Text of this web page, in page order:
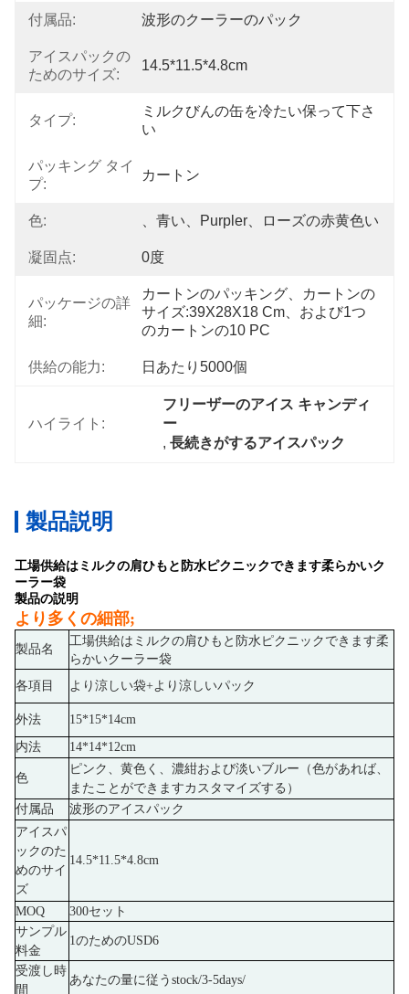
付属品: 波形のクーラーのパック
アイスパックの
ためのサイズ:
14.5*11.5*4.8cm
タイプ:
ミルクびんの缶を冷たい保って下さ
い
パッキング タイ
プ:
カートン
色: 、青い、Purpler、ローズの赤黄色い
凝固点: 0度
パッケージの詳
細:
カートンのパッキング、カートンの
サイズ:39X28X18 Cm、および1つ
のカートンの10 PC
供給の能力: 日あたり5000個
ハイライト:
フリーザーのアイス キャンディ
ー
, 長続きがするアイスパック
製品説明
工場供給はミルクの肩ひもと防水ピクニックできます柔らかいク
ーラー袋
製品の説明
より多くの細部;
製品名
工場供給はミルクの肩ひもと防水ピクニックできます柔
らかいクーラー袋
各項目 より涼しい袋+より涼しいパック
外法
15*15*14cm
内法
14*14*12cm
色
ピンク、黄色く、濃紺および淡いブルー（色があれば、
またことができますカスタマイズする）
付属品
波形のアイスパック
アイスパ
ックのた
めのサイ
ズ
14.5*11.5*4.8cm
MOQ
300セット
サンプル
料金
1のためのUSD6
受渡し時
間
あなたの量に従うstock/3-5days/